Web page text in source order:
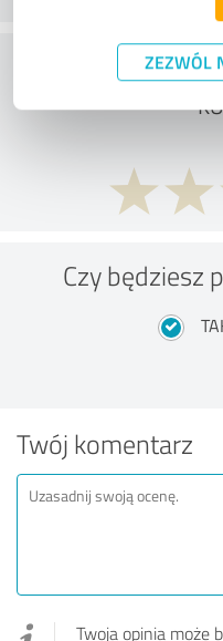
ZEZWÓL
Co sądzisz o
Czy będziesz
Twój komentarz
Twoja opinia może